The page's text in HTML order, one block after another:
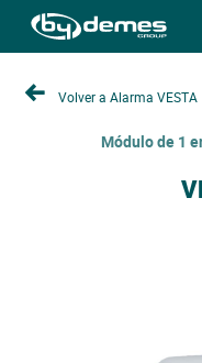
Volver a Alarma VESTA
Módulo de 1